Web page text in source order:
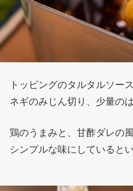
トッピングのタルタルソー
ネギのみじん切り、少量のは
鶏のうまみと、甘酢ダレの
シンプルな味にしているとい